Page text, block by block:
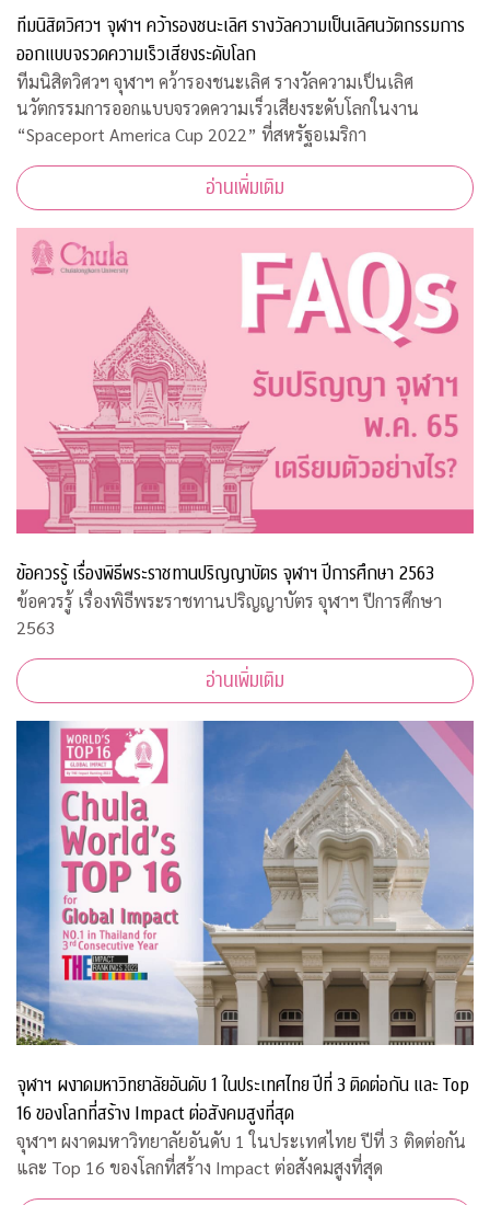
ทีมนิสิตวิศวฯ จุฬาฯ คว้ารองชนะเลิศ รางวัลความเป็นเลิศนวัตกรรมการ
ออกแบบจรวดความเร็วเสียงระดับโลก
ทีมนิสิตวิศวฯ จุฬาฯ คว้ารองชนะเลิศ รางวัลความเป็นเลิศ
นวัตกรรมการออกแบบจรวดความเร็วเสียงระดับโลกในงาน
“Spaceport America Cup 2022” ที่สหรัฐอเมริกา
อ่านเพิ่มเติม
ข้อควรรู้ เรื่องพิธีพระราชทานปริญญาบัตร จุฬาฯ ปีการศึกษา 2563
ข้อควรรู้ เรื่องพิธีพระราชทานปริญญาบัตร จุฬาฯ ปีการศึกษา
2563
อ่านเพิ่มเติม
จุฬาฯ ผงาดมหาวิทยาลัยอันดับ 1 ในประเทศไทย ปีที่ 3 ติดต่อกัน และ Top
16 ของโลกที่สร้าง Impact ต่อสังคมสูงที่สุด
จุฬาฯ ผงาดมหาวิทยาลัยอันดับ 1 ในประเทศไทย ปีที่ 3 ติดต่อกัน
และ Top 16 ของโลกที่สร้าง Impact ต่อสังคมสูงที่สุด